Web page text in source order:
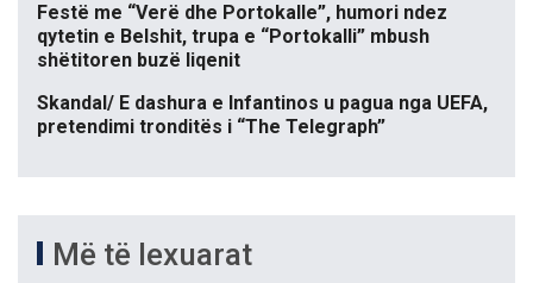
Festë me “Verë dhe Portokalle”, humori ndez
qytetin e Belshit, trupa e “Portokalli” mbush
shëtitoren buzë liqenit
Skandal/ E dashura e Infantinos u pagua nga UEFA,
pretendimi tronditës i “The Telegraph”
Më të lexuarat